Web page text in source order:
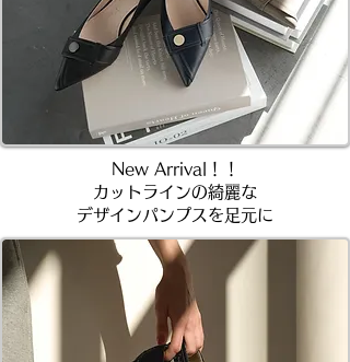
New Arrival！！
カットラインの綺麗な
デザインパンプスを足元に​